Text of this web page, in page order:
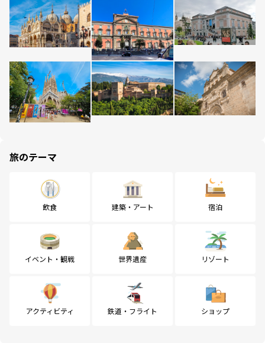
旅のテーマ
飲食 建築・アート 宿泊
イベント・観戦 世界遺産 リゾート
アクティビティ 鉄道・フライト ショップ